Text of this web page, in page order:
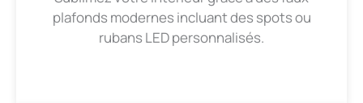
plafonds modernes incluant des spots ou
rubans LED personnalisés.